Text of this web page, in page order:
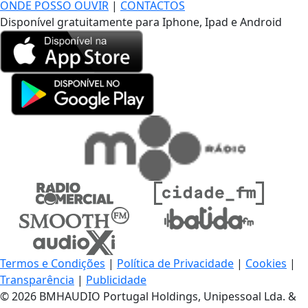
ONDE POSSO OUVIR | CONTACTOS
Disponível gratuitamente para Iphone, Ipad e Android
Termos e Condições | Política de Privacidade | Cookies |
Transparência | Publicidade
© 2026 BMHAUDIO Portugal Holdings, Unipessoal Lda. &